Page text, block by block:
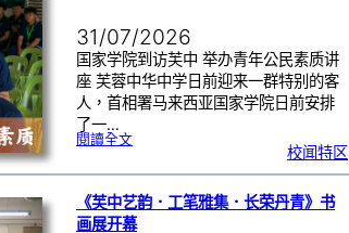
31/07/2026
国家学院到访芙中 举办青年公民素质讲
座 芙蓉中华中学日前迎来一群特别的客
人，首相署马来西亚国家学院日前安排
了一…
閱讀全文:努
家
院
到
访
芙
中
分
校闻特区
《芙中艺韵．工笔雅集．长荣丹青》书
画展开幕